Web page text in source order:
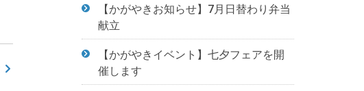
【かがやきお知らせ】7月日替わり弁当
献立
【かがやきイベント】七夕フェアを開
催します